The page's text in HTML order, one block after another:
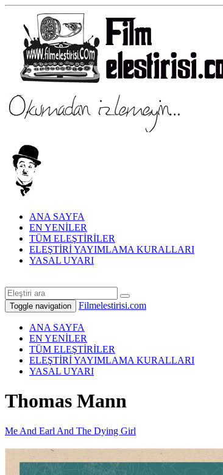
ANA SAYFA
EN YENİLER
TÜM ELEŞTİRİLER
ELEŞTİRİ YAYIMLAMA KURALLARI
YASAL UYARI
Toggle navigation Filmelestirisi.com
ANA SAYFA
EN YENİLER
TÜM ELEŞTİRİLER
ELEŞTİRİ YAYIMLAMA KURALLARI
YASAL UYARI
Thomas Mann
Me And Earl And The Dying Girl